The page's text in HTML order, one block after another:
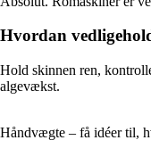
Hvordan
Hold skinnen ren,
algevækst.
Håndvægte – få idéer til,